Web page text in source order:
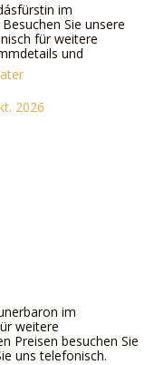
im
Sie unsere
für weitere
und
2026
im
weitere
Preisen besuchen Sie
uns telefonisch.